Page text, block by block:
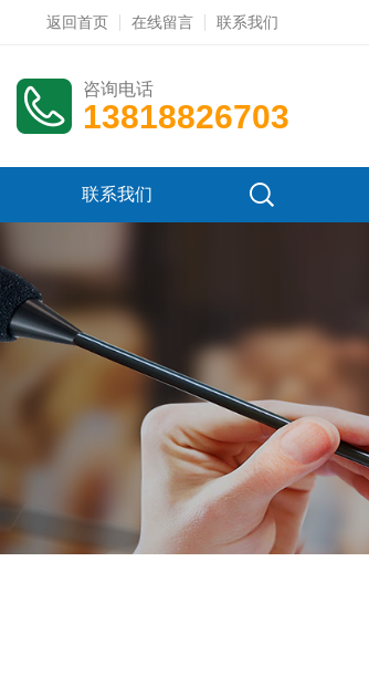
返回首页 在线留言 联系我们
咨询电话
13818826703
联系我们